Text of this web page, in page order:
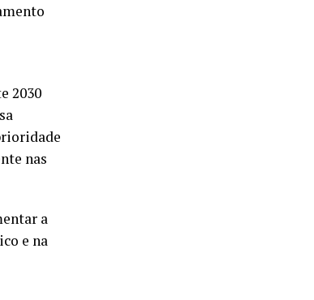
2030
nas
a
e na